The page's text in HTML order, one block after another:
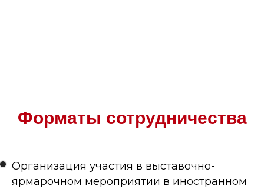
Форматы сотрудничества
Организация участия в выставочно-
ярмарочном мероприятии в иностранном